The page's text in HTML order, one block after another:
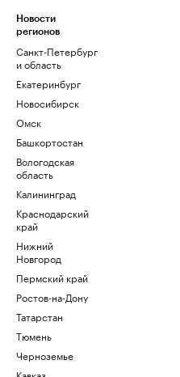
Новости
регионов
Санкт-Петербург
и область
Екатеринбург
Новосибирск
Омск
Башкортостан
Вологодская
область
Калининград
Краснодарский
край
Нижний
Новгород
Пермский край
Ростов-на-Дону
Татарстан
Тюмень
Черноземье